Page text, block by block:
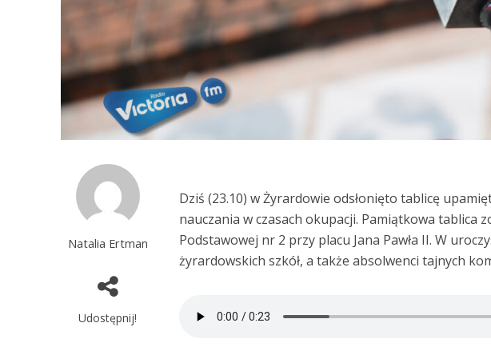
Natalia Ertman
Udostępnij!
Dziś (23.10) w Żyrardowie odsłonięto tablicę
nauczania w czasach okupacji. Pamiątkowa tablica
Podstawowej nr 2 przy placu Jana Pawła II. W
żyrardowskich szkół, a także absolwenci tajnych